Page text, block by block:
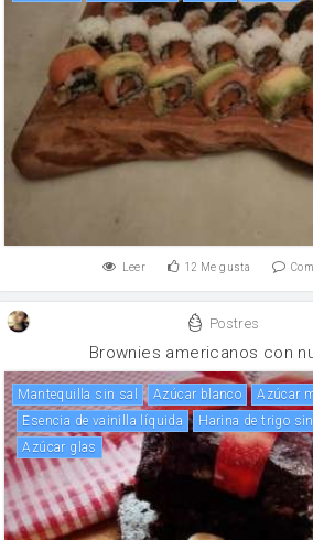
Leer 12 Me gusta
Postres
Brownies americanos con
mantequilla sin sal Azúcar blanco Azúcar
Esencia de vainilla líquida
Harina de trigo
azúcar glas